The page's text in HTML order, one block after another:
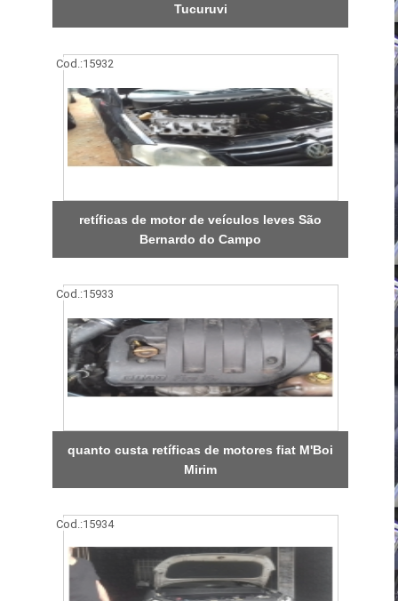
Tucuruvi
Cod.:15932
retíficas de motor de veículos leves São
Bernardo do Campo
Cod.:15933
quanto custa retíficas de motores fiat M'Boi
Mirim
Cod.:15934